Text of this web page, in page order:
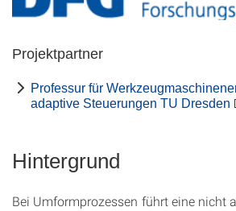
Projektpartner
Professur für
adaptive Steuerungen TU Dresden
Hintergrund
Bei Umformprozessen führt eine nicht